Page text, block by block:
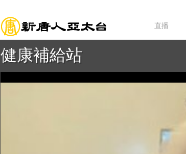
直播
健康補給站